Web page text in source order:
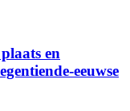
en
eeuwse